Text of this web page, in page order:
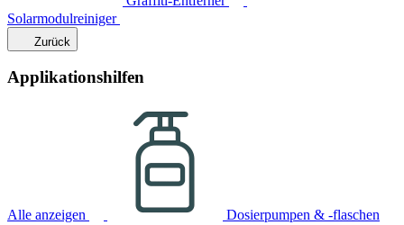
Solarmodulreiniger
Zurück
Applikationshilfen
Alle anzeigen Dosierpumpen & -flaschen